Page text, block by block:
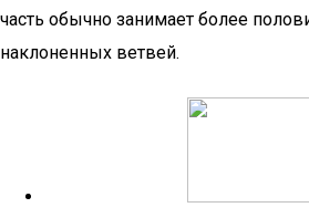
часть обычно занимает более
наклоненных ветвей.